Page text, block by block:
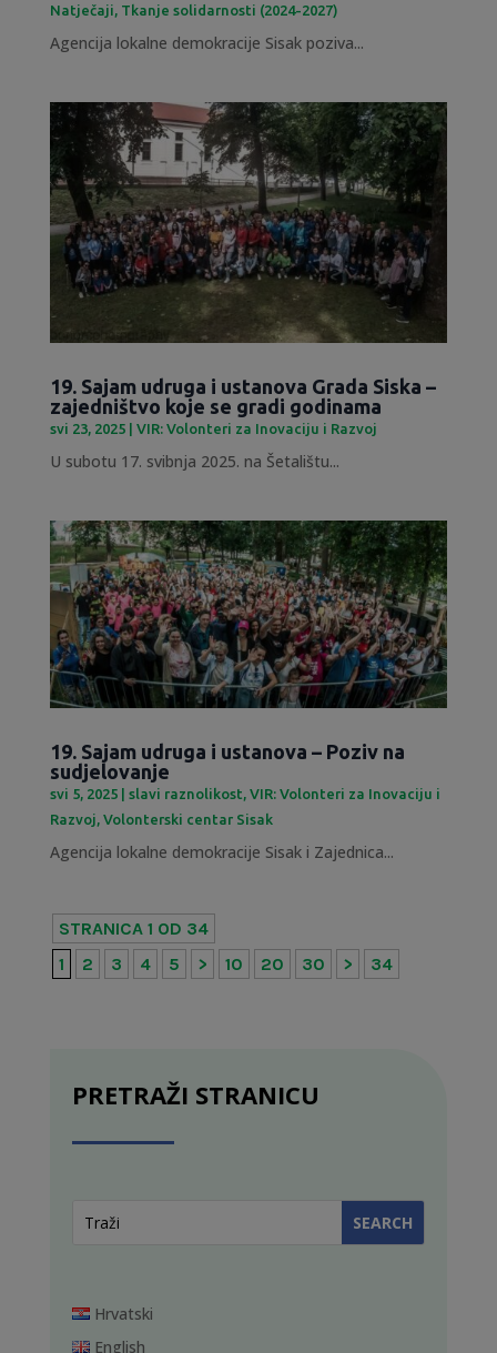
Natječaji, Tkanje solidarnosti (2024-2027)
Agencija lokalne demokracije Sisak poziva...
19. Sajam udruga i ustanova Grada Siska –
zajedništvo koje se gradi godinama
svi 23, 2025| VIR: Volonteri za Inovaciju i Razvoj
U subotu 17. svibnja 2025. na Šetalištu...
19. Sajam udruga i ustanova – Poziv na
sudjelovanje
svi 5, 2025| slavi raznolikost, VIR: Volonteri za Inovaciju i
Razvoj, Volonterski centar Sisak
Agencija lokalne demokracije Sisak i Zajednica...
STRANICA 1 OD 34
1
2 3 4 5 > 10 20 30 > 34
PRETRAŽI STRANICU
Hrvatski
English